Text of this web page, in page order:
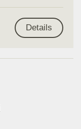
Details